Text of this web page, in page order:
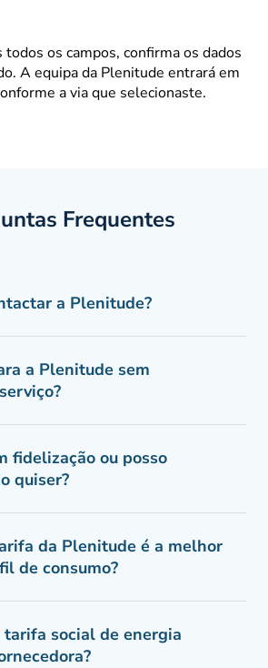
os campos, confirma os dados
A equipa da Plenitude entrará em
a via que selecionaste.
Frequentes
a Plenitude?
a Plenitude sem
fidelização ou posso
quiser?
da Plenitude é a melhor
de consumo?
tarifa social de energia